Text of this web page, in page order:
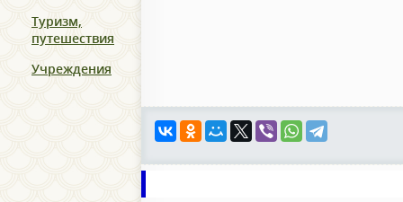
Туризм,
путешествия
Учреждения